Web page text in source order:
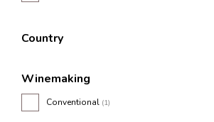
Country
Winemaking
Conventional (1)